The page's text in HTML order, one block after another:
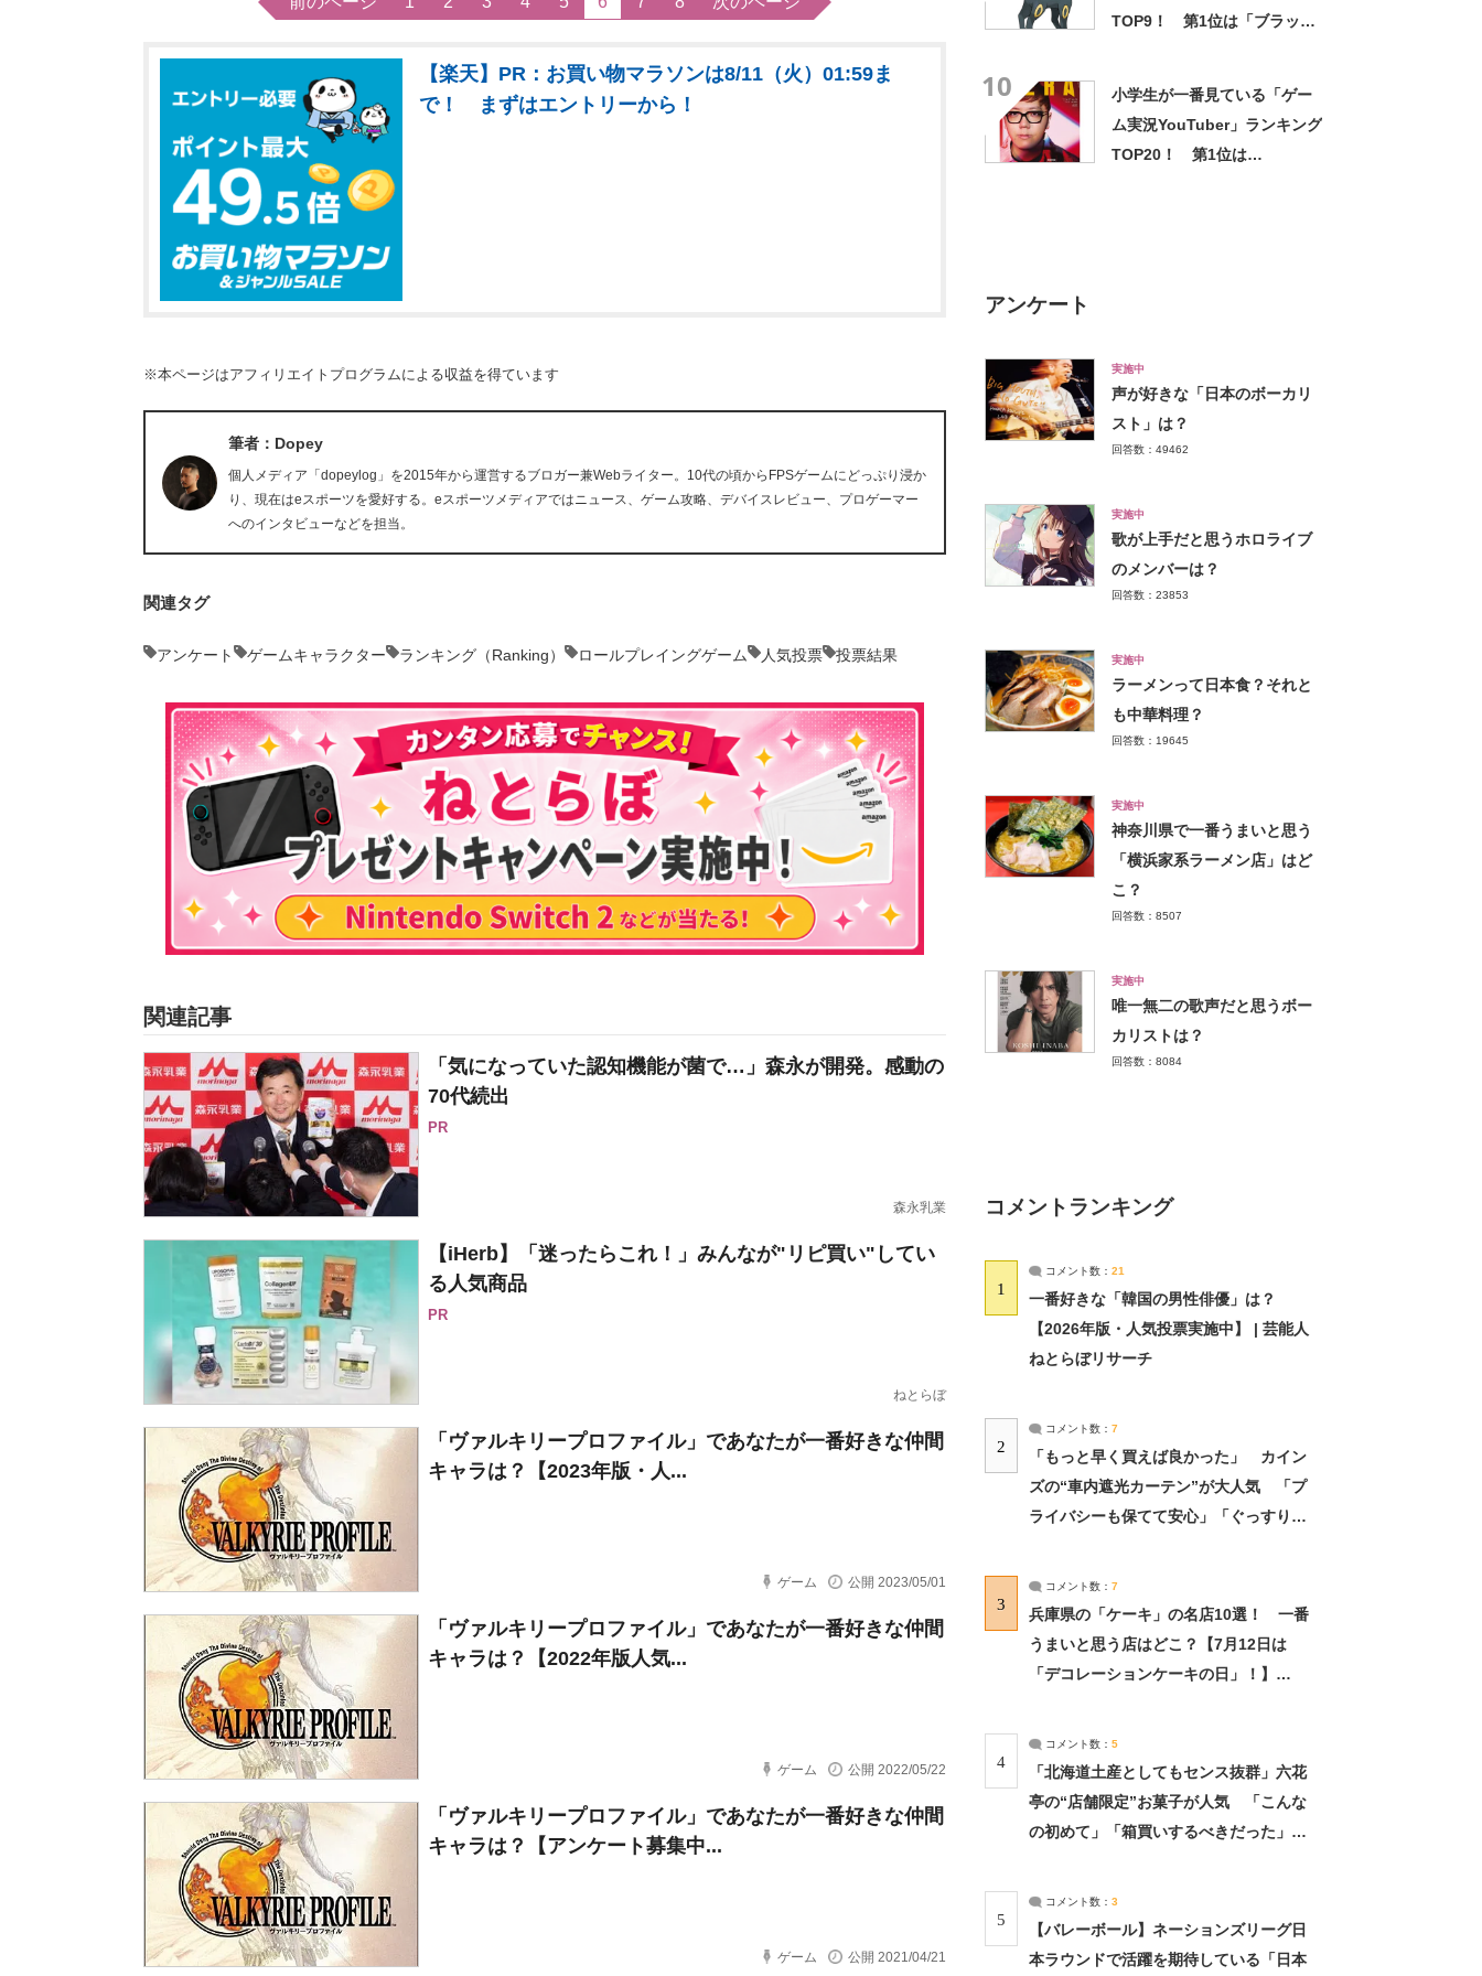
【楽天】PR：お買い物マラソンは8/11（火）01:59ま
で！ まずはエントリーから！
※本ページはアフィリエイトプログラムによる収益を得ています
筆者：Dopey
個人メディア「dopeylog」を2015年から運営するブロガー兼Webライター。10代の頃からFPSゲームにどっぷり浸か
り、現在はeスポーツを愛好する。eスポーツメディアではニュース、ゲーム攻略、デバイスレビュー、プロゲーマー
へのインタビューなどを担当。
関連タグ
アンケート ゲームキャラクター ランキング（Ranking） ロールプレイングゲーム 人気投票 投票結果
関連記事
「気になっていた認知機能が菌で…」森永が開発。感動の
70代続出
PR
森永乳業
【iHerb】「迷ったらこれ！」みんなが"リピ買い"してい
る人気商品
PR
ねとらぼ
「ヴァルキリープロファイル」であなたが一番好きな仲間
キャラは？【2023年版・人...
ゲーム 公開 2023/05/01
「ヴァルキリープロファイル」であなたが一番好きな仲間
キャラは？【2022年版人気...
ゲーム 公開 2022/05/22
「ヴァルキリープロファイル」であなたが一番好きな仲間
キャラは？【アンケート募集中...
ゲーム 公開 2021/04/21
TOP9！ 第1位は「ブラッキ
10
小学生が一番見ている「ゲー
ム実況YouTuber」ランキング
TOP20！ 第1位は
アンケート
実施中
声が好きな「日本のボーカリ
スト」は？
回答数：49462
実施中
歌が上手だと思うホロライブ
のメンバーは？
回答数：23853
実施中
ラーメンって日本食？それと
も中華料理？
回答数：19645
実施中
神奈川県で一番うまいと思う
「横浜家系ラーメン店」はど
こ？
回答数：8507
実施中
唯一無二の歌声だと思うボー
カリストは？
回答数：8084
コメントランキング
1
コメント数： 21
一番好きな「韓国の男性俳優」は？
【2026年版・人気投票実施中】 | 芸能人
ねとらぼリサーチ
2
コメント数： 7
「もっと早く買えば良かった」 カイン
ズの“車内遮光カーテン”が大人気 「プ
ライバシーも保てて安心」「ぐっすり眠
3
コメント数： 7
兵庫県の「ケーキ」の名店10選！ 一番
うまいと思う店はどこ？【7月12日は
「デコレーションケーキの日」！】
4
コメント数： 5
「北海道土産としてもセンス抜群」六花
亭の“店舗限定”お菓子が人気 「こんな
の初めて」「箱買いするべきだった」
5
コメント数： 3
【バレーボール】ネーションズリーグ日
本ラウンドで活躍を期待している「日本